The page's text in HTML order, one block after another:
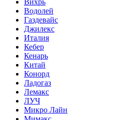
Вихрь
Водолей
Газдевайс
Джилекс
Италия
Кебер
Кенарь
Китай
Конорд
Ладогаз
Лемакс
ЛУЧ
Микро Лайн